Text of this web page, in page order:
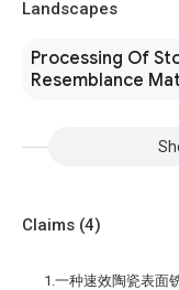
Landscapes
Processing Of
Resemblance
Claims (4)
1.一种速效陶瓷表面